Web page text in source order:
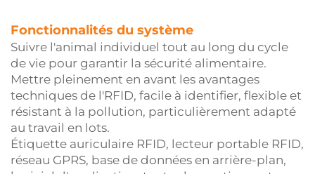
Fonctionnalités du système
Suivre l'animal individuel tout au long du cycle
de vie pour garantir la sécurité alimentaire.
Mettre pleinement en avant les avantages
techniques de l'RFID, facile à identifier, flexible et
résistant à la pollution, particulièrement adapté
au travail en lots.
Étiquette auriculaire RFID, lecteur portable RFID,
réseau GPRS, base de données en arrière-plan,